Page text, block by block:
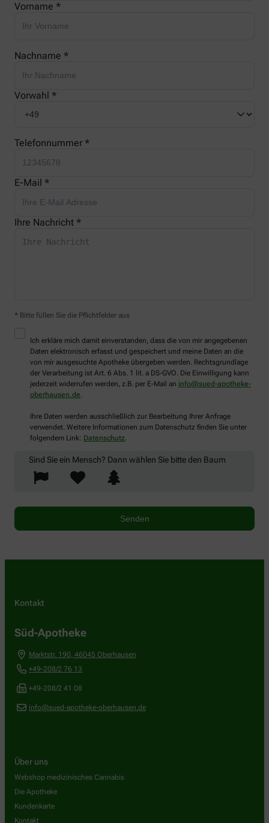
Vorname *
Nachname *
Vorwahl *
Telefonnummer *
E-Mail *
Ihre Nachricht *
* Bitte füllen Sie die Pflichtfelder aus
Ich erkläre mich damit einverstanden, dass die von mir angegebenen
Daten elektronisch erfasst und gespeichert und meine Daten an die
von mir ausgesuchte Apotheke übergeben werden. Rechtsgrundlage
der Verarbeitung ist Art. 6 Abs. 1 lit. a DS-GVO. Die Einwilligung kann
jederzeit widerrufen werden, z.B. per E-Mail an info@sued-apotheke-
oberhausen.de.
Ihre Daten werden ausschließlich zur Bearbeitung Ihrer Anfrage
verwendet. Weitere Informationen zum Datenschutz finden Sie unter
folgendem Link: Datenschutz.
Sind Sie ein Mensch? Dann wählen Sie bitteden Baum
Kontakt
Süd-Apotheke
Marktstr. 190, 46045 Oberhausen
+49-208/2 76 13
+49-208/2 41 08
info@sued-apotheke-oberhausen.de
Über uns
Webshop medizinisches Cannabis
Die Apotheke
Kundenkarte
Kontakt